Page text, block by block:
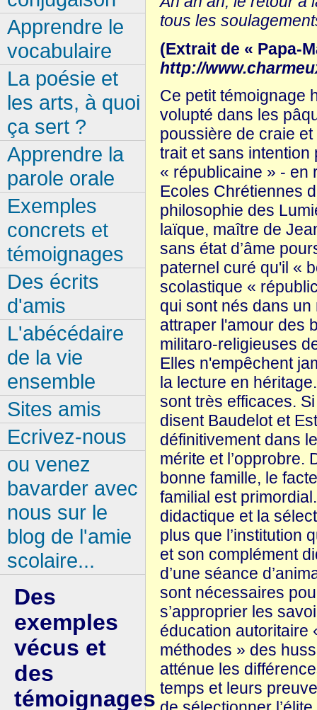
tous les
(Extrait de « Papa-
http://
Ce petit témoignage
volupté dans les
poussière de craie
trait et sans
« républicaine » - en
Ecoles Chrétiennes
philosophie des
laïque, maître de
sans état d’âme
paternel curé qu'il «
scolastique «
qui sont nés dans
attraper l'amour des
militaro-religieuses
Elles n'empêchent
la lecture en
sont très efficaces.
disent Baudelot et
définitivement dans
mérite et l’opprobre.
bonne famille, le
familial est
didactique et la
plus que l’institution
et son complément
d’une séance
sont nécessaires
s’approprier les
éducation autoritaire
méthodes » des
atténue les
temps et leurs
Apprendre le
vocabulaire
La poésie et
les arts, à quoi
ça sert ?
Apprendre la
parole orale
Exemples
concrets et
témoignages
Des écrits
d'amis
L'abécédaire
de la vie
ensemble
Sites amis
Ecrivez-nous
ou venez
bavarder avec
nous sur le
blog de l'amie
scolaire...
Des
exemples
vécus et
des
témoignages